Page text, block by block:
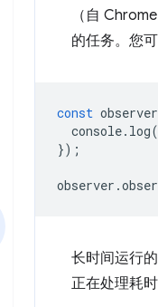
（自
的任务。您
const observer
console. log(
});
observer .
长时间运行
正在处理耗